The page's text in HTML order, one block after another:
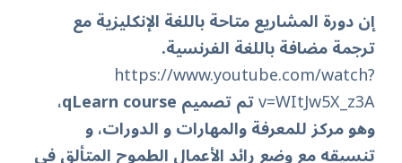
إن دورة المشاريع متاحة باللغة الإنكليزية مع
ترجمة مضافة باللغة الفرنسية.
https://www.youtube.com/watch?
v=WItJw5X_z3Aتم تصميمqLearn course،
وهو مركز للمعرفة والمهارات و الدورات، و
تنسيقه مع وضع رائد الأعمال الطموح المتألق في